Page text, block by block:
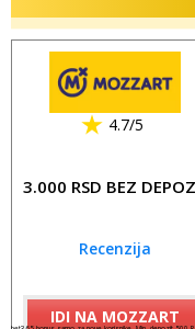
4.7/5
3.000 RSD BEZ
Recenzija
IDI NA MOZZART